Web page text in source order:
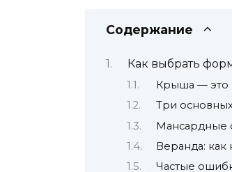
Содержание
Как выбрать
Крыша — это
Три
Мансардные
Веранда: как
Частые